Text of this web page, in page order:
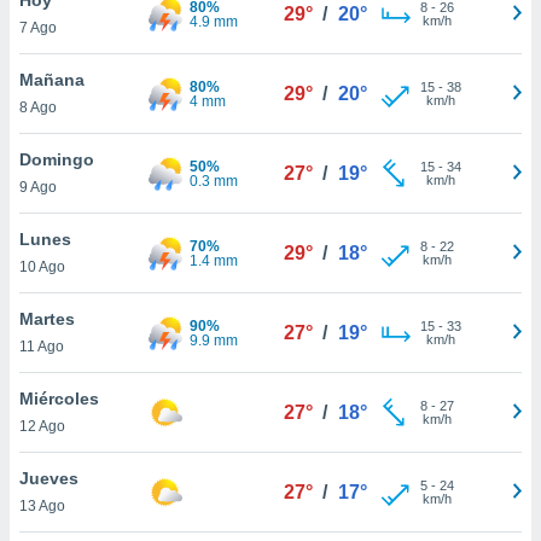
y
en
más
de
7 Ago
80%
4.9 mm
29° / 20° 8- 26
km/h
Mañana
8 Ago
80%
4 mm
29° / 20° 15- 38
km/h
Domingo
9 Ago
50%
0.3 mm
27° / 19° 15- 34
km/h
Lunes
10 Ago
70%
1.4 mm
29° / 18° 8- 22
km/h
Martes
11 Ago
90%
9.9 mm
27° / 19° 15- 33
km/h
Miércoles
12 Ago
27° / 18° 8- 27
km/h
Jueves
13 Ago
27° / 17° 5- 24
km/h